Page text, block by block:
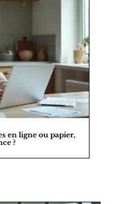
en ligne ou papier,
?